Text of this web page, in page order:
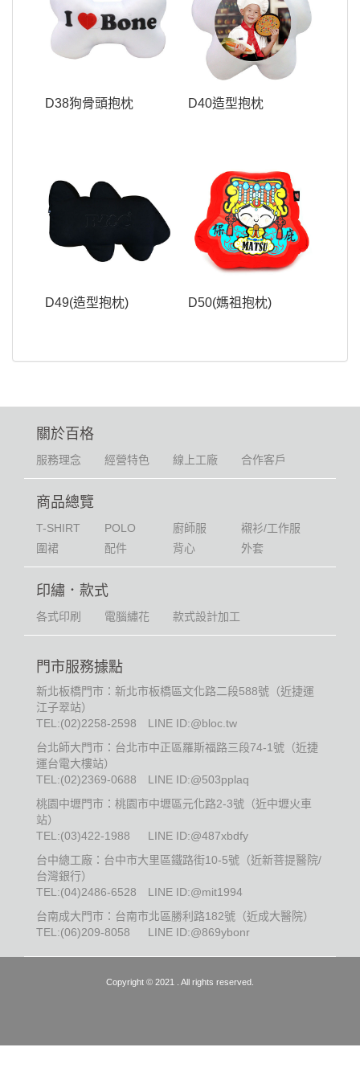
D38狗骨頭抱枕 D40造型抱枕
D49(造型抱枕) D50(媽祖抱枕)
關於百格
服務理念 經營特色 線上工廠 合作客戶
商品總覽
T-SHIRT POLO 廚師服
襯衫/工作服
圍裙
配件 背心 外套
印繡．款式
各式印刷 電腦繡花 款式設計加工
門市服務據點
新北板橋門市：新北市板橋區文化路二段588號（近捷運
江子翠站）
TEL:(02)2258-2598
LINE ID:@bloc.tw
台北師大門市：台北市中正區羅斯福路三段74-1號（近捷
運台電大樓站）
TEL:(02)2369-0688
LINE ID:@503pplaq
桃園中壢門市：桃園市中壢區元化路2-3號（近中壢火車
站）
TEL:(03)422-1988
LINE ID:@487xbdfy
台中總工廠：台中市大里區鐵路街10-5號（近新菩提醫院/
台灣銀行）
TEL:(04)2486-6528
LINE ID:@mit1994
台南成大門市：台南市北區勝利路182號（近成大醫院）
TEL:(06)209-8058 LINE ID:@869ybonr
Copyright © 2021 . All rights reserved.